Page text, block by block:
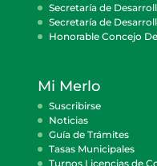
Secretaría de
Secretaría de
Honorable Concejo
Mi Merlo
Suscribirse
Noticias
Guía de Trámites
Tasas Municipales
Turnos Licencias de